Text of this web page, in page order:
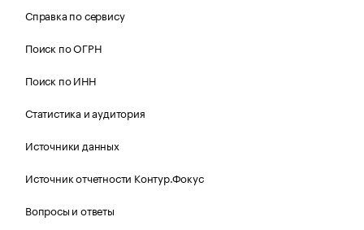
Справка по сервису
Поиск по ОГРН
Поиск по ИНН
Статистика и аудитория
Источники данных
Источник отчетности Контур.Фокус
Вопросы и ответы